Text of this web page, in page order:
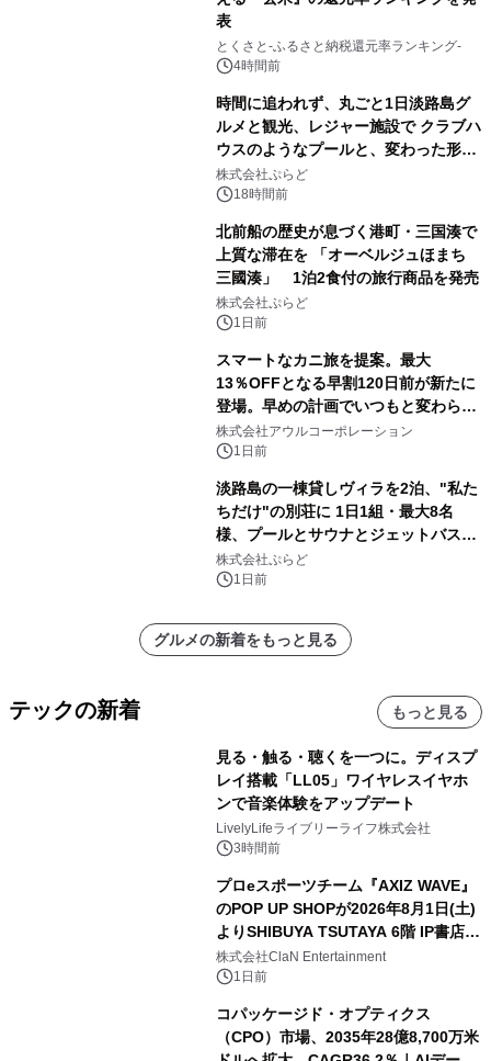
表
とくさと-ふるさと納税還元率ランキング-
4時間前
時間に追われず、丸ごと1日淡路島グ
ルメと観光、レジャー施設で クラブハ
ウスのようなプールと、変わった形の
サウナも 「THE BOXY AWAJI」のお
得な素泊まり連泊プランで
株式会社ぷらど
18時間前
北前船の歴史が息づく港町・三国湊で
上質な滞在を 「オーベルジュほまち
三國湊」 1泊2食付の旅行商品を発売
株式会社ぷらど
1日前
スマートなカニ旅を提案。最大
13％OFFとなる早割120日前が新たに
登場。早めの計画でいつもと変わらぬ
大人の冬旅を。ー夕日ヶ浦温泉「佳松
苑 別邸ふうか」ー
株式会社アウルコーポレーション
1日前
淡路島の一棟貸しヴィラを2泊、"私た
ちだけ"の別荘に 1日1組・最大8名
様、プールとサウナとジェットバス付
きで Villa Mon Temps AWAJIの連泊
素泊りプラン
株式会社ぷらど
1日前
グルメの新着をもっと見る
テックの新着 もっと見る
見る・触る・聴くを一つに。ディスプ
レイ搭載「LL05」ワイヤレスイヤホ
ンで音楽体験をアップデート
LivelyLifeライブリーライフ株式会社
3時間前
プロeスポーツチーム『AXIZ WAVE』
のPOP UP SHOPが2026年8月1日(土)
よりSHIBUYA TSUTAYA 6階 IP書店で
開催決定！！
株式会社ClaN Entertainment
1日前
コパッケージド・オプティクス
（CPO）市場、2035年28億8,700万米